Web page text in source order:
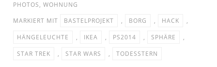
PHOTOS, WOHNUNG
MARKIERT MIT
BASTELPROJEKT , BORG , HACK
,
HÄNGELEUCHTE
, IKEA , PS2014 , SPHÄRE
,
STAR TREK
, STAR WARS , TODESSTERN